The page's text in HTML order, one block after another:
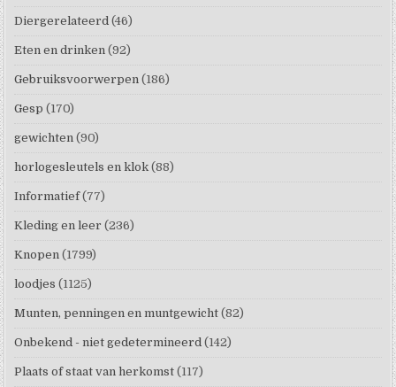
Diergerelateerd (46)
Eten en drinken (92)
Gebruiksvoorwerpen (186)
Gesp (170)
gewichten (90)
horlogesleutels en klok (88)
Informatief (77)
Kleding en leer (236)
Knopen (1799)
loodjes (1125)
Munten, penningen en muntgewicht (82)
Onbekend - niet gedetermineerd (142)
Plaats of staat van herkomst (117)